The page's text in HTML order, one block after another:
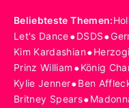
Beliebteste Themen:
Let's Dance•DSDS•
Kim Kardashian•
Prinz William •König
Kylie Jenner•Ben
Britney Spears•